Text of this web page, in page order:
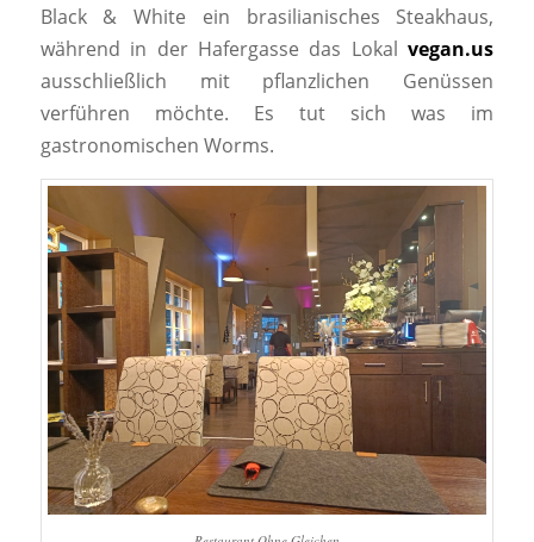
Black & White ein brasilianisches Steakhaus,
während in der Hafergasse das Lokalvegan.us
ausschließlich mit pflanzlichen Genüssen
verführen möchte. Es tut sich was im
gastronomischen Worms.